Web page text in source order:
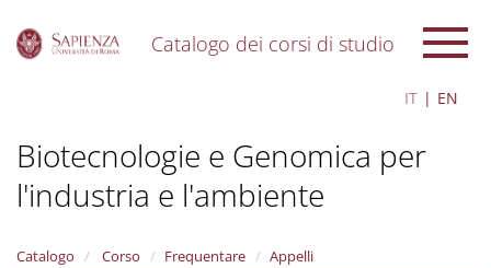
Catalogo dei corsi di studio
IT EN
Biotecnologie e Genomica per
l'industria e l'ambiente
Catalogo Corso Frequentare Appelli